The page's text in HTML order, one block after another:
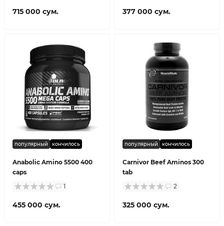
715 000 сум. 377 000 сум.
популярный кончилось
Anabolic Amino 5500 400
caps
1
455 000 сум.
популярный кончилось
Carnivor Beef Aminos 300
tab
2
325 000 сум.